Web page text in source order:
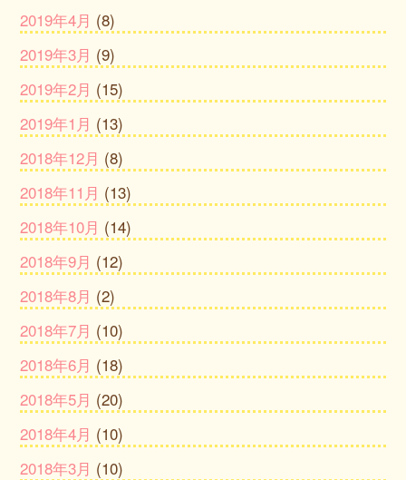
2019年4月 (8)
2019年3月 (9)
2019年2月 (15)
2019年1月 (13)
2018年12月 (8)
2018年11月 (13)
2018年10月 (14)
2018年9月 (12)
2018年8月 (2)
2018年7月 (10)
2018年6月 (18)
2018年5月 (20)
2018年4月 (10)
2018年3月 (10)